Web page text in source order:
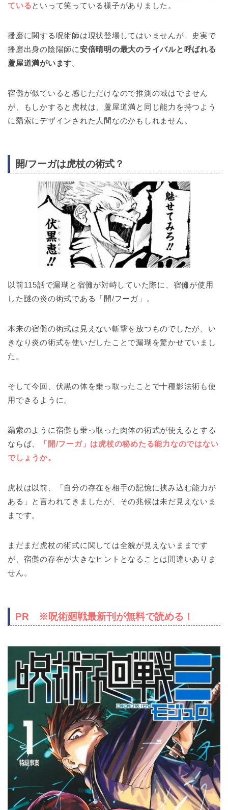
ているといって笑っている様子がありました。
播磨に関する呪術師は現状登場してはいませんが、史実で
播磨出身の陰陽師に安倍晴明の最大のライバルと呼ばれる
蘆屋道満がいます。
宿儺が似ていると感じただけなので推測の域はでません
が、もしかすると虎杖は、蘆屋道満と同じ能力を持つよう
に羂索にデザインされた人間なのかもしれません。
開/フーガは虎杖の術式？
以前115話で漏瑚と宿儺が対峙していた際に、宿儺が使用
した謎の炎の術式である「開/フーガ」。
本来の宿儺の術式は見えない斬撃を放つものでしたが、い
きなり炎の術式を使いだしたことで漏瑚を驚かせていまし
た。
そして今回、伏黒の体を乗っ取ったことで十種影法術も使
用できるように。
羂索のように宿儺も乗っ取った肉体の術式が使えるとする
ならば、
「開/フーガ」は虎杖の秘めたる能力なのではない
でしょうか。
虎杖は以前、「自分の存在を相手の記憶に挟み込む能力が
ある」と言われてきましたが、その兆候は未だ見えないま
まです。
まだまだ虎杖の術式に関しては全貌が見えないままです
が、宿儺の存在が大きなヒントとなることは間違いありま
せん。
PR ※呪術廻戦最新刊が無料で読める！